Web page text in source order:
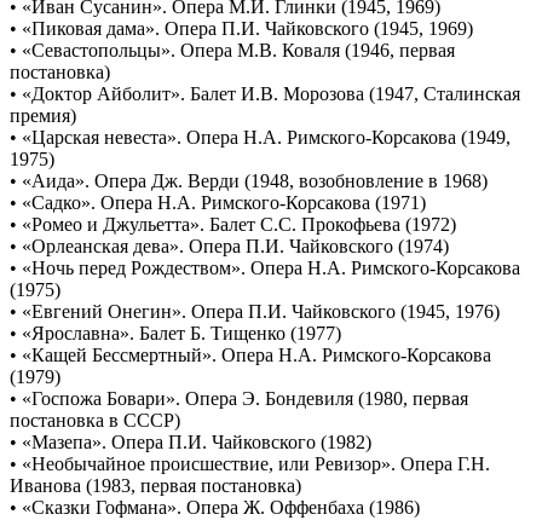
• «Иван Сусанин». Опера М.И. Глинки (1945, 1969)
• «Пиковая дама». Опера П.И. Чайковского (1945, 1969)
• «Севастопольцы». Опера М.В. Коваля (1946, первая
постановка)
• «Доктор Айболит». Балет И.В. Морозова (1947, Сталинская
премия)
• «Царская невеста». Опера Н.А. Римского-Корсакова (1949,
1975)
• «Аида». Опера Дж. Верди (1948, возобновление в 1968)
• «Садко». Опера Н.А. Римского-Корсакова (1971)
• «Ромео и Джульетта». Балет С.С. Прокофьева (1972)
• «Орлеанская дева». Опера П.И. Чайковского (1974)
• «Ночь перед Рождеством». Опера Н.А. Римского-Корсакова
(1975)
• «Евгений Онегин». Опера П.И. Чайковского (1945, 1976)
• «Ярославна». Балет Б. Тищенко (1977)
• «Кащей Бессмертный». Опера Н.А. Римского-Корсакова
(1979)
• «Госпожа Бовари». Опера Э. Бондевиля (1980, первая
постановка в СССР)
• «Мазепа». Опера П.И. Чайковского (1982)
• «Необычайное происшествие, или Ревизор». Опера Г.Н.
Иванова (1983, первая постановка)
• «Сказки Гофмана». Опера Ж. Оффенбаха (1986)